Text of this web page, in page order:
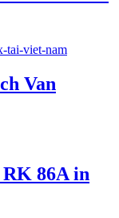
Van
86A in